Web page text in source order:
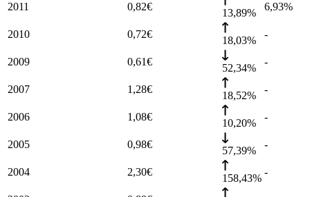
2011 0,82€
13,89%
6,93%
2010 0,72€
18,03%
-
2009 0,61€
52,34%
-
2007 1,28€
18,52%
-
2006 1,08€
10,20%
-
2005 0,98€
57,39%
-
2004 2,30€
158,43%
-